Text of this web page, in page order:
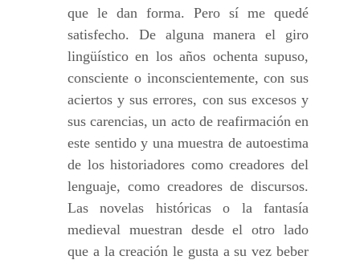
que le dan forma. Pero sí me quedé
satisfecho. De alguna manera el giro
lingüístico en los años ochenta supuso,
consciente o inconscientemente, con sus
aciertos y sus errores, con sus excesos y
sus carencias, un acto de reafirmación en
este sentido y una muestra de autoestima
de los historiadores como creadores del
lenguaje, como creadores de discursos.
Las novelas históricas o la fantasía
medieval muestran desde el otro lado
que a la creación le gusta a su vez beber